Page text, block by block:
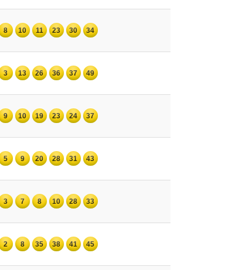
8 10 11 23 30 34
3 13 26 36 37 49
9 10 19 23 24 37
5 9 20 28 31 43
3 7 8 10 28 33
2 8 35 38 41 45